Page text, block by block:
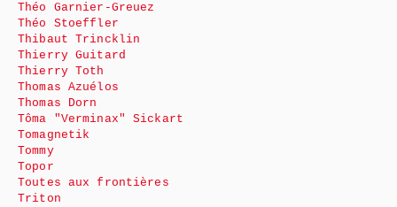
Théo Garnier-Greuez
Théo Stoeffler
Thibaut Trincklin
Thierry Guitard
Thierry Toth
Thomas Azuélos
Thomas Dorn
Tôma "Verminax" Sickart
Tomagnetik
Tommy
Topor
Toutes aux frontières
Triton